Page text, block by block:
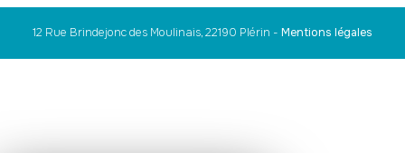
12 Rue Brindejonc des Moulinais, 22190 Plérin - Mentions légales